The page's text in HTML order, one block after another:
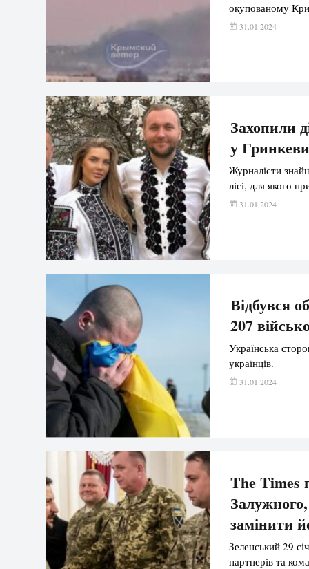
окупованому
31.01.2024
Захопили
у
Журналісти
лісі, для якого
31.01.2024
Відбувся
207
Українська
українців.
31.01.2024
The Times
замінити
Зеленський 29
партнерів та